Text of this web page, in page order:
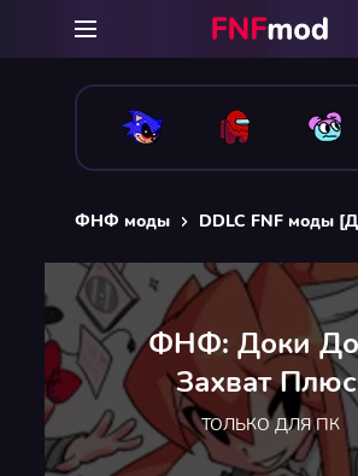
ФНФ моды DDLC FNF моды
ФНФ: Доки
Захват
ТОЛЬКО ДЛЯ ПК